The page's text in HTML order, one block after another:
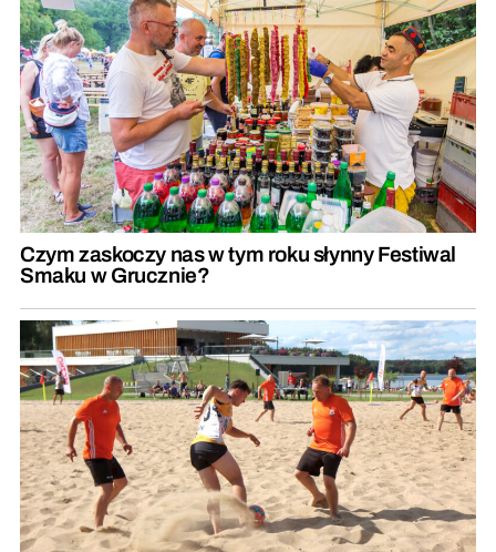
Czym zaskoczy nas w tym roku słynny Festiwal
Smaku w Grucznie?